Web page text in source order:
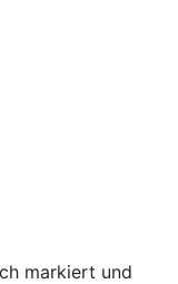
markiert und